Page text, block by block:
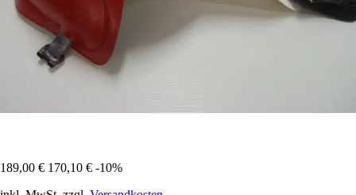
189,00 € 170,10 € -10%